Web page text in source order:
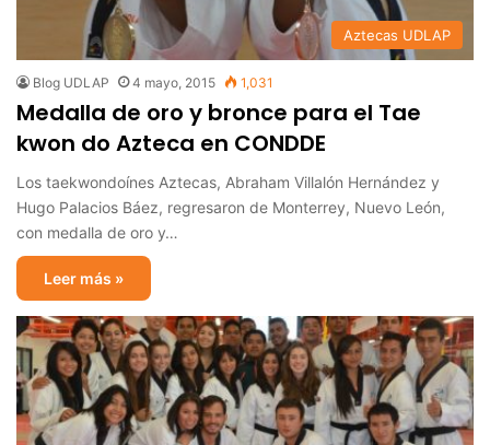
Aztecas UDLAP
Blog UDLAP 4 mayo, 2015 1,031
Medalla de oro y bronce para el Tae
kwon do Azteca en CONDDE
Los taekwondoínes Aztecas, Abraham Villalón Hernández y
Hugo Palacios Báez, regresaron de Monterrey, Nuevo León,
con medalla de oro y…
Leer más »